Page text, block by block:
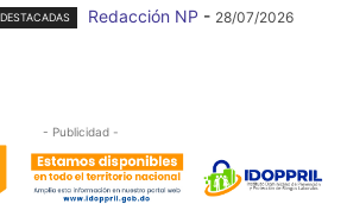
DESTACADAS Redacción NP - 28/07/2026
- Publicidad -